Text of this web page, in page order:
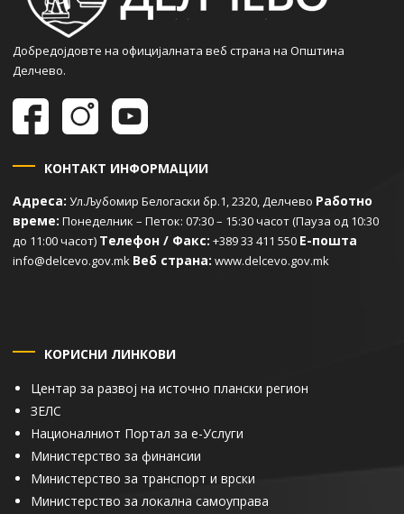
Добредојдовте на официјалната веб страна на Општина
Делчево.
КОНТАКТ ИНФОРМАЦИИ
Адреса: Ул.Љубомир Белогаски бр.1, 2320, Делчево Работно
време: Понеделник – Петок: 07:30 – 15:30 часот (Пауза од 10:30
до 11:00 часот) Телефон / Факс: +389 33 411 550 Е-пошта
info@delcevo.gov.mk Веб страна: www.delcevo.gov.mk
КОРИСНИ ЛИНКОВИ
Центар за развој на источно плански регион
ЗЕЛС
Националниот Портал за е-Услуги
Министерство за финансии
Министерство за транспорт и врски
Министерство за локална самоуправа